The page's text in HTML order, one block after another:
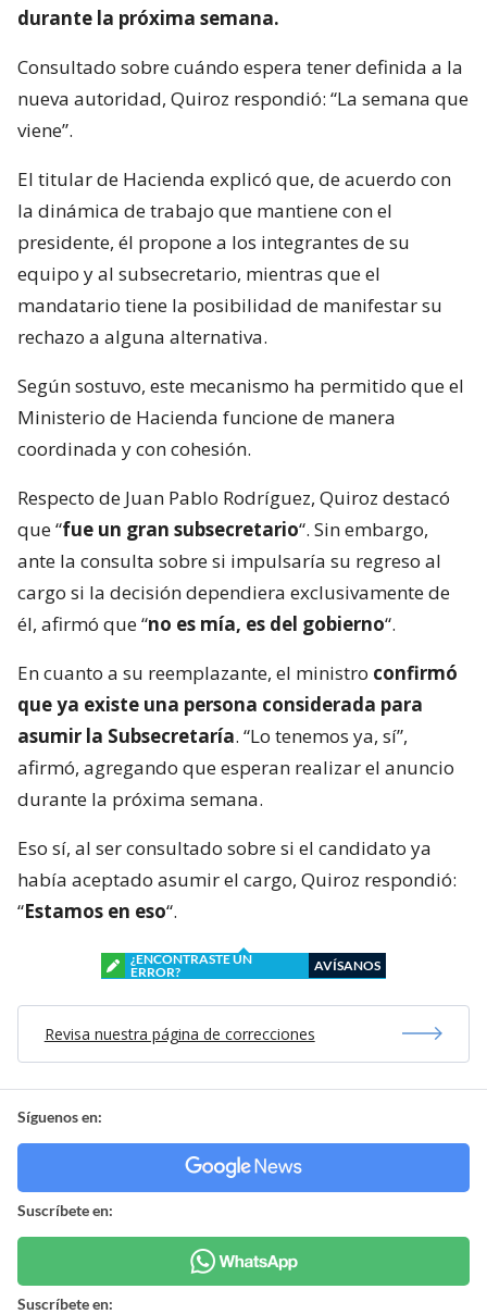
durante la próxima semana.
Consultado sobre cuándo espera tener definida a la
nueva autoridad, Quiroz respondió: “La semana que
viene”.
El titular de Hacienda explicó que, de acuerdo con
la dinámica de trabajo que mantiene con el
presidente, él propone a los integrantes de su
equipo y al subsecretario, mientras que el
mandatario tiene la posibilidad de manifestar su
rechazo a alguna alternativa.
Según sostuvo, este mecanismo ha permitido que el
Ministerio de Hacienda funcione de manera
coordinada y con cohesión.
Respecto de Juan Pablo Rodríguez, Quiroz destacó
que “fue un gran subsecretario“. Sin embargo,
ante la consulta sobre si impulsaría su regreso al
cargo si la decisión dependiera exclusivamente de
él, afirmó que “no es mía, es del gobierno“.
En cuanto a su reemplazante, el ministro confirmó
que ya existe una persona considerada para
asumir la Subsecretaría. “Lo tenemos ya, sí”,
afirmó, agregando que esperan realizar el anuncio
durante la próxima semana.
Eso sí, al ser consultado sobre si el candidato ya
había aceptado asumir el cargo, Quiroz respondió:
“Estamos en eso“.
¿ENCONTRASTE UN
ERROR?
AVÍSANOS
Revisa nuestra página de correcciones
Síguenos en:
Suscríbete en:
Suscríbete en: